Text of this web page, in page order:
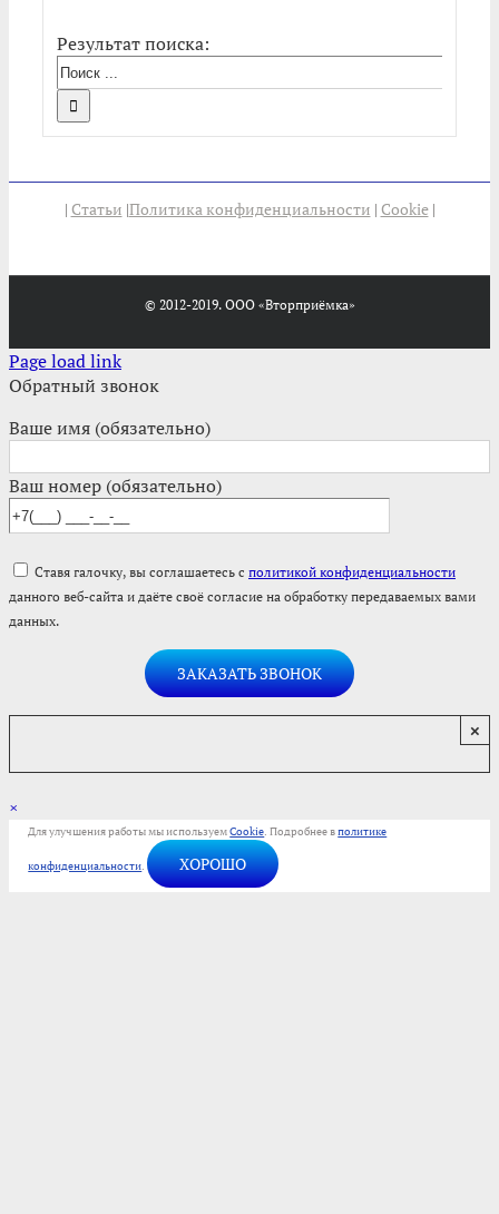
Результат поиска:
| Статьи |Политика конфиденциальности | Cookie|
© 2012-2019. ООО «Вторприёмка»
Page load link
Обратный звонок
Ваше имя (обязательно)
Ваш номер (обязательно)
Ставя галочку, вы соглашаетесь с политикой конфиденциальности
данного веб-сайта и даёте своё согласие на обработку передаваемых вами
данных.
×
×
Для улучшения работы мы используемCookie. Подробнее вполитике
конфиденциальности. ХОРОШО